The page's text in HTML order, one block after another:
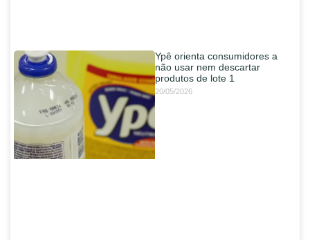
Ypê orienta consumidores a
não usar nem descartar
produtos de lote 1
20/05/2026